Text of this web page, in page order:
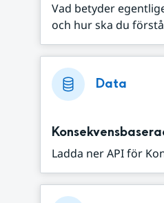
Vad betyder
och hur ska du
Data
Ladda ner API för